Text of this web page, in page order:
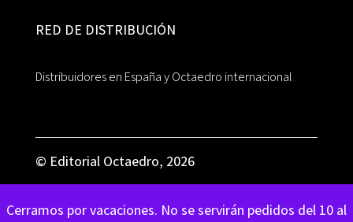
Cerramos por vacaciones. No se servirán pedidos del 10 al
RED DE DISTRIBUCIÓN
Distribuidores en España y Octaedro internacional
© Editorial Octaedro, 2026